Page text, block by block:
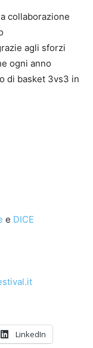
collaborazione
agli sforzi
ogni anno
di basket 3vs3 in
e DICE
LinkedIn